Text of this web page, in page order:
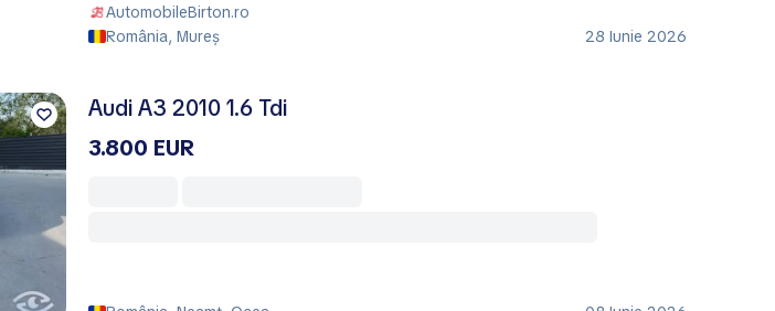
AutomobileBirton.ro
România, Mureș
28 Iunie 2026
Audi A3 2010 1.6 Tdi
3.800 EUR